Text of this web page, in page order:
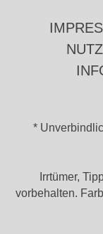
*
Irrtümer,
vorbehalten.